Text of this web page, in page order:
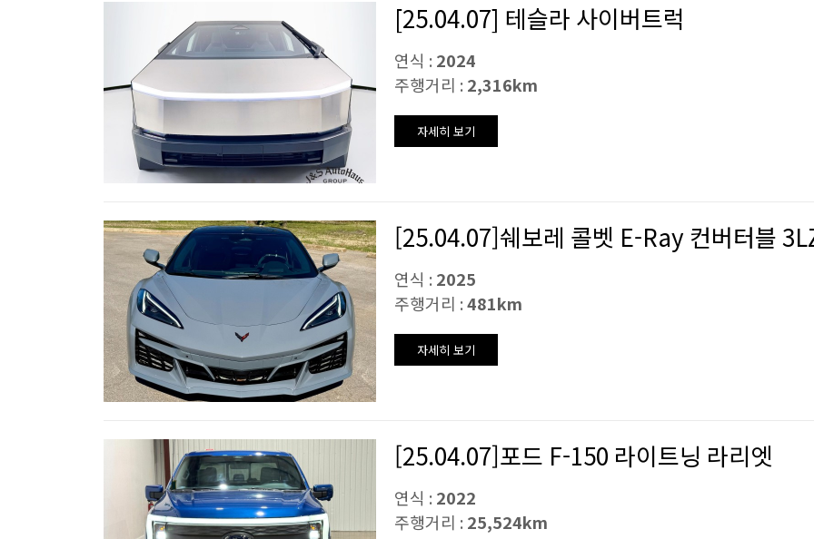
[25.04.07] 테슬라 사이버트럭
연식 : 2024
주행거리 : 2,316km
자세히 보기
[25.04.07]쉐보레 콜벳 E-Ray 컨버터블
연식 : 2025
주행거리 :481km
자세히 보기
[25.04.07]포드 F-150 라이트닝 라리엣
연식 : 2022
주행거리 : 25,524km